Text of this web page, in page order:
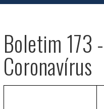
Boletim 173
Coronavírus